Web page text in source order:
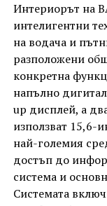
Интериорът на
интелигентни
на водача и
разположени
конкретна
напълно
up дисплей, а
използват 15,6-
най-големия
достъп до
система и
Системата